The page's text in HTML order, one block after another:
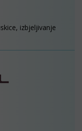
izbjeljivanje